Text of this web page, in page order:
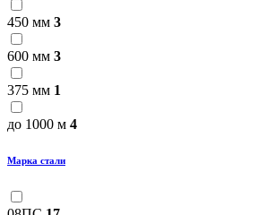
450 мм 3
600 мм 3
375 мм 1
до 1000 м 4
Марка стали